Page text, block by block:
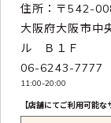
住所：〒542-
大阪府大阪市中
ル Ｂ１Ｆ
06-6243-7777
11:00-20:00
【店舗にてご利用可能な